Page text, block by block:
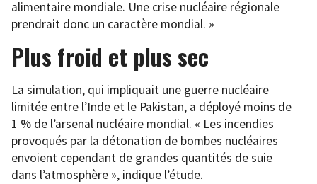
alimentaire mondiale. Une crise nucléaire régionale
prendrait donc un caractère mondial. »
Plus froid et plus sec
La simulation, qui impliquait une guerre nucléaire
limitée entre l’Inde et le Pakistan, a déployé moins de
1 % de l’arsenal nucléaire mondial. « Les incendies
provoqués par la détonation de bombes nucléaires
envoient cependant de grandes quantités de suie
dans l’atmosphère », indique l’étude.